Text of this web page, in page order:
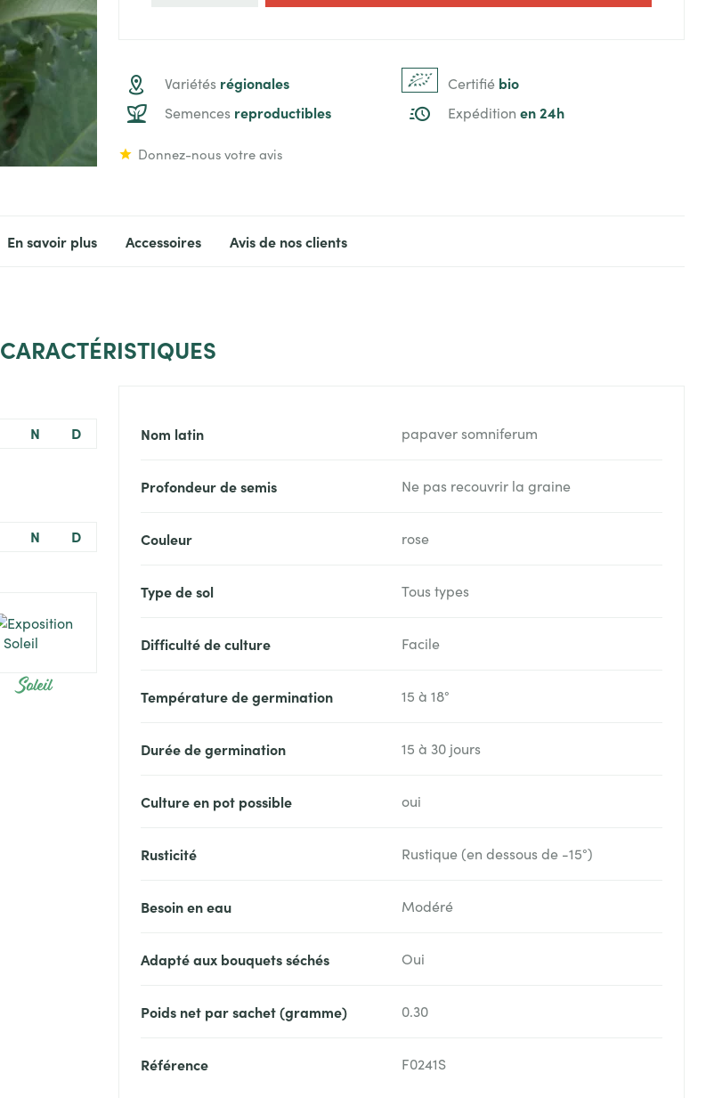
Variétés régionales Certifié bio
Semences reproductibles Expédition en 24h
Donnez-nous votre avis
En savoir plus Accessoires Avis de nos clients
CARACTÉRISTIQUES
N D
N D
Soleil
Nom latin papaver somniferum
Profondeur de semis Ne pas recouvrir la graine
Couleur rose
Type de sol Tous types
Difficulté de culture Facile
Température de germination 15 à 18°
Durée de germination 15 à 30 jours
Culture en pot possible oui
Rusticité Rustique (en dessous de -15°)
Besoin en eau Modéré
Adapté aux bouquets séchés Oui
Poids net par sachet (gramme) 0.30
Référence F0241S